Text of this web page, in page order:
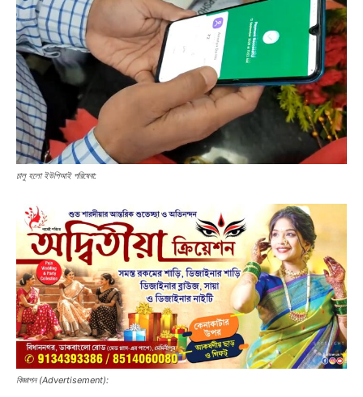
চালু হলো ইউপিআই পরিষেবা:
বিজ্ঞাপন (Advertisement):